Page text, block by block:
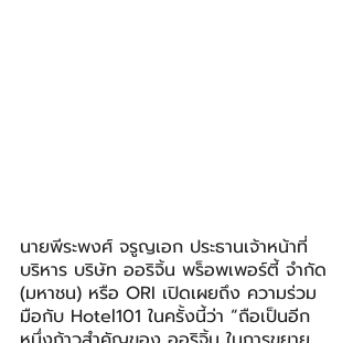
นายพีระพงศ์ จรูญเอก ประธานเจ้าหน้าที่
บริหาร บริษัท ออริจิ้น พร็อพเพอร์ตี้ จำกัด
(มหาชน) หรือ ORI เปิดเผยถึง ความร่วม
มือกับ Hotel101 ในครั้งนี้ว่า “ถือเป็นอีก